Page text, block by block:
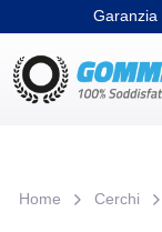
Garanzia
Home Cerchi